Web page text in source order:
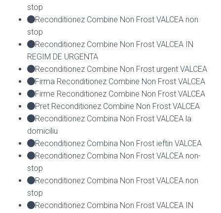
stop
Reconditionez Combine Non Frost VALCEA non
stop
Reconditionez Combine Non Frost VALCEA IN
REGIM DE URGENTA
Reconditionez Combine Non Frost urgent VALCEA
Firma Reconditionez Combine Non Frost VALCEA
Firme Reconditionez Combine Non Frost VALCEA
Pret Reconditionez Combine Non Frost VALCEA
Reconditionez Combina Non Frost VALCEA la
domiciliu
Reconditionez Combina Non Frost ieftin VALCEA
Reconditionez Combina Non Frost VALCEA non-
stop
Reconditionez Combina Non Frost VALCEA non
stop
Reconditionez Combina Non Frost VALCEA IN